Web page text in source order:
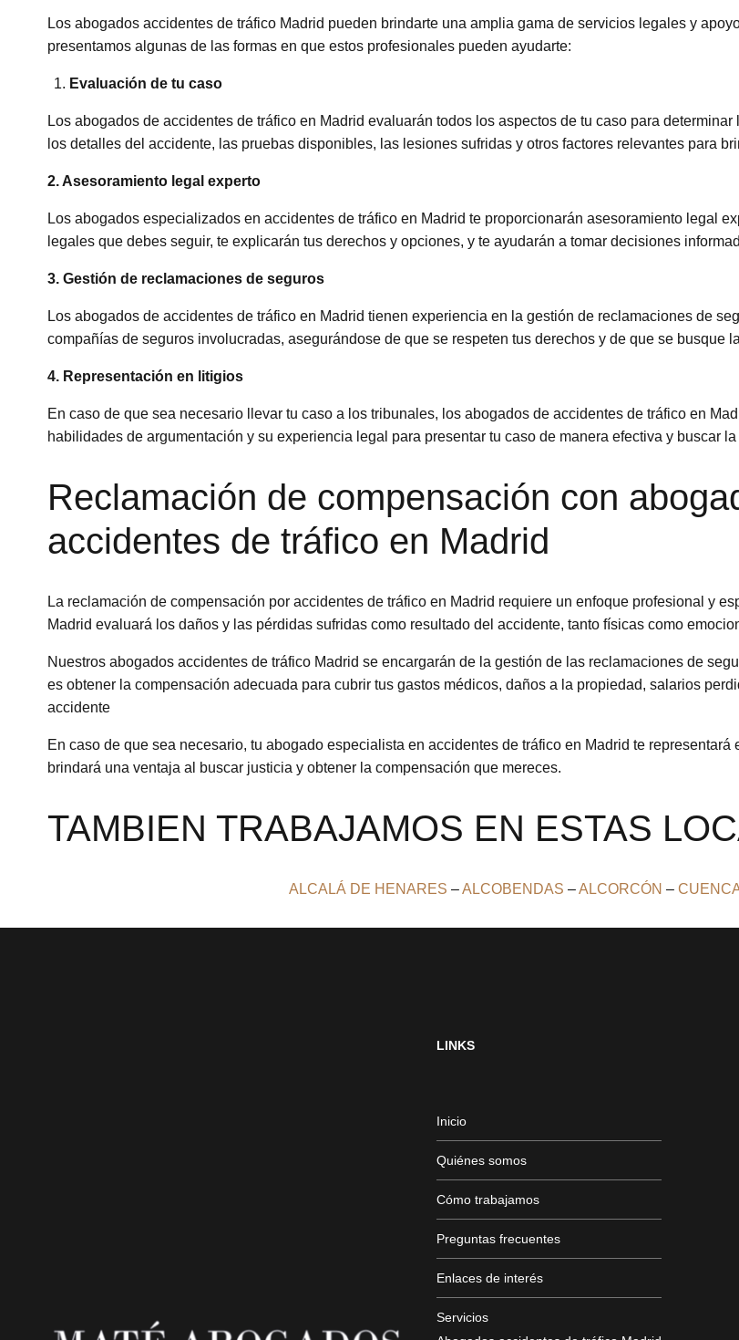
Los abogados accidentes de tráfico Madrid pueden brindarte una amplia gama de servicios legales y
presentamos algunas de las formas en que estos profesionales pueden ayudarte:
Evaluación de tu caso
Los abogados de accidentes de tráfico en Madrid evaluarán todos los aspectos de tu caso para
los detalles del accidente, las pruebas disponibles, las lesiones sufridas y otros factores relevantes para
2. Asesoramiento legal experto
Los abogados especializados en accidentes de tráfico en Madrid te proporcionarán asesoramiento legal
legales que debes seguir, te explicarán tus derechos y opciones, y te ayudarán a tomar decisiones
3. Gestión de reclamaciones de seguros
Los abogados de accidentes de tráfico en Madrid tienen experiencia en la gestión de reclamaciones de
compañías de seguros involucradas, asegurándose de que se respeten tus derechos y de que se busque
4. Representación en litigios
En caso de que sea necesario llevar tu caso a los tribunales, los abogados de accidentes de tráfico en
habilidades de argumentación y su experiencia legal para presentar tu caso de manera efectiva y buscar
Reclamación de compensación con
accidentes de tráfico en Madrid
La reclamación de compensación por accidentes de tráfico en Madrid requiere un enfoque profesional y
Madrid evaluará los daños y las pérdidas sufridas como resultado del accidente, tanto físicas como
Nuestros abogados accidentes de tráfico Madrid se encargarán de la gestión de las reclamaciones de
es obtener la compensación adecuada para cubrir tus gastos médicos, daños a la propiedad, salarios
accidente
En caso de que sea necesario, tu abogado especialista en accidentes de tráfico en Madrid te
brindará una ventaja al buscar justicia y obtener la compensación que mereces.
TAMBIEN TRABAJAMOS EN ESTAS
ALCALÁ DE HENARES –ALCOBENDAS –ALCORCÓN –
LINKS
Inicio
Quiénes somos
Cómo trabajamos
Preguntas frecuentes
Enlaces de interés
Servicios